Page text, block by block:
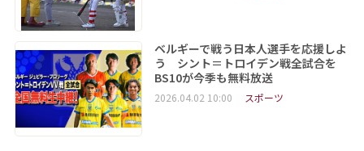
ベルギーで戦う日本人選手を応援しよ
う シント＝トロイデン戦全試合を
BS10が今季も無料放送
2026.04.02 10:00 スポーツ